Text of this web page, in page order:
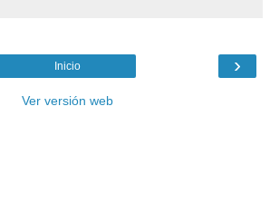
›
Inicio
Ver versión web